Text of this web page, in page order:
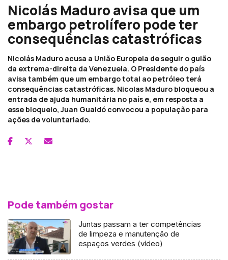
Nicolás Maduro avisa que um
embargo petrolífero pode ter
consequências catastróficas
Nicolás Maduro acusa a União Europeia de seguir o guião
da extrema-direita da Venezuela. O Presidente do país
avisa também que um embargo total ao petróleo terá
consequências catastróficas. Nicolas Maduro bloqueou a
entrada de ajuda humanitária no país e, em resposta a
esse bloqueio, Juan Guaidó convocou a população para
ações de voluntariado.
Pode também gostar
Juntas passam a ter competências
de limpeza e manutenção de
espaços verdes (vídeo)